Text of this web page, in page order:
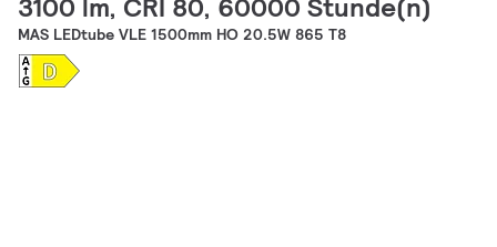
3100 lm, CRI 80, 60000 Stunde(n)
MAS LEDtube VLE 1500mm HO 20.5W 865 T8